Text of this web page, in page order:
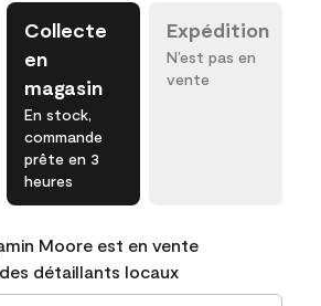
Collecte
en
magasin
En stock,
commande
prête en 3
heures
Expédition
N’est pas en
vente
Moore est en vente
détaillants locaux